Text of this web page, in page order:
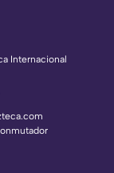
Internacional